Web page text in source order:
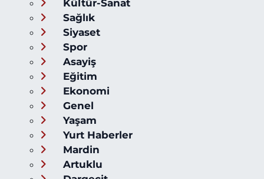
Kültür-Sanat
Sağlık
Siyaset
Spor
Asayiş
Eğitim
Ekonomi
Genel
Yaşam
Yurt Haberler
Mardin
Artuklu